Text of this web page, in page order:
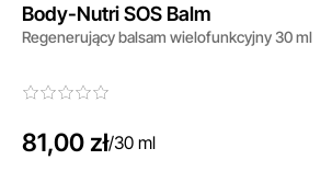
Body-Nutri SOS Balm
Regenerujący balsam wielofunkcyjny 30 ml
81,00 zł/30 ml